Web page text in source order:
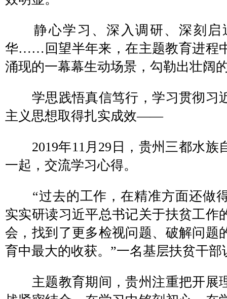
静心学习、深入调研、深刻启
华……回望半年来，在主题教育进程
涌现的一幕幕生动场景，勾勒出壮阔
学思践悟真信笃行，学习贯彻习
主义思想取得扎实成效——
2019年11月29日，贵州三都水族
一起，交流学习心得。
“过去的工作，在精准方面还做
实实研读习近平总书记关于扶贫工作
会，找到了更多检视问题、破解问题
育中最大的收获。”一名基层扶贫干部
主题教育期间，贵州注重把开展